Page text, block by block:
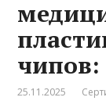
чипов:
25.11.2025